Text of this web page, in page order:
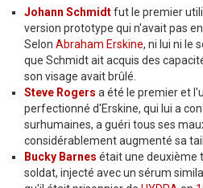
Johann Schmidtfut le premier
version prototype qui n'avait pas
Selon Abraham Erskine, ni lui ni le
que Schmidt ait acquis des
son visage avait brûlé.
Steve Rogers a été le premier et
perfectionné d'Erskine, qui lui a
surhumaines, a guéri tous ses
considérablement augmenté sa
Bucky Barnes était une deuxième
soldat, injecté avec un sérum